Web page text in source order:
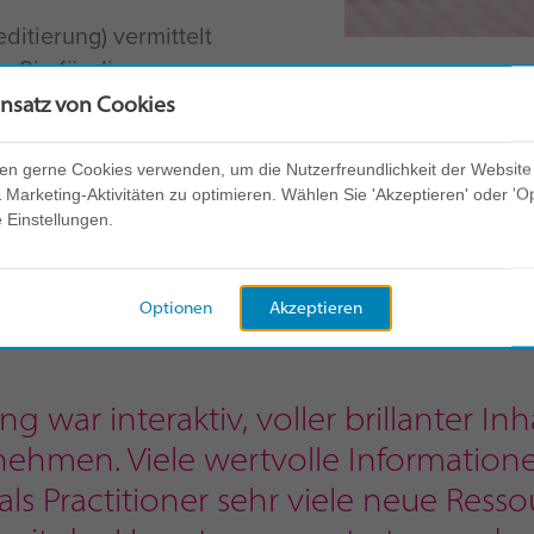
vermittelt
Sie für die
benötigen,
sofortige, flexible
Kunden über die
war interaktiv, voller brillanter
Viele wertvolle
Practitioner sehr viele neue
von Cookies
gerne Cookies verwenden, um die Nutzerfreundlichkeit der Website
Marketing-Aktivitäten zu optimieren. Wählen Sie 'Akzeptieren' oder
Akzeptieren
Optionen